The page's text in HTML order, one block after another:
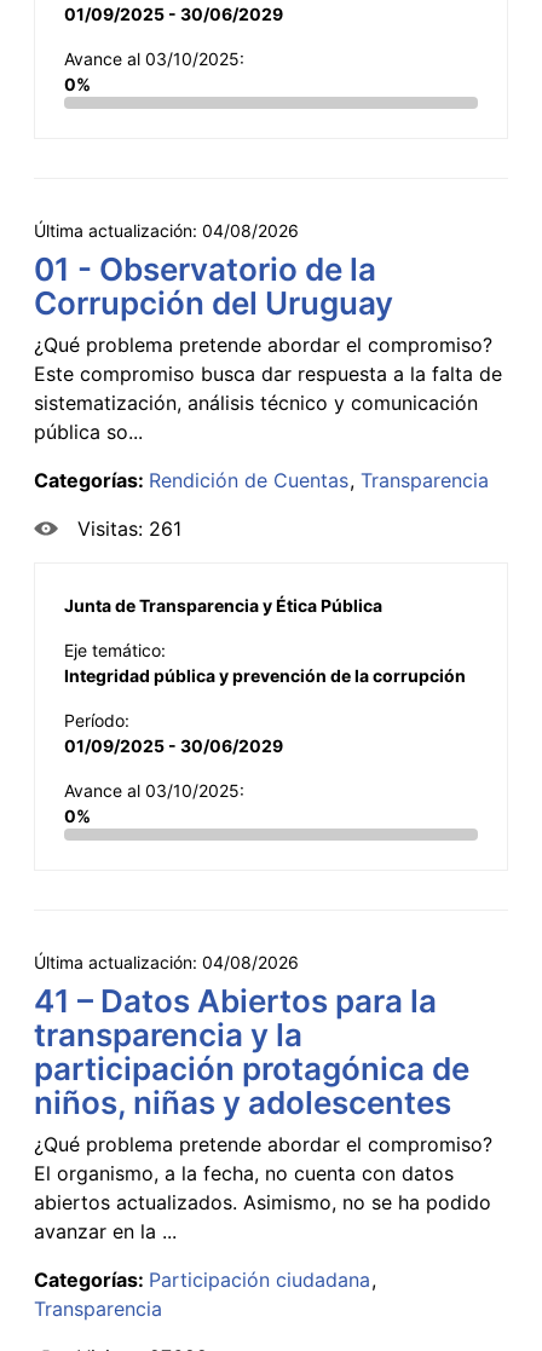
01/09/2025 - 30/06/2029
Avance al 03/10/2025:
0%
Última actualización: 04/08/2026
01 - Observatorio de la
Corrupción del Uruguay
¿Qué problema pretende abordar el compromiso?
Este compromiso busca dar respuesta a la falta de
sistematización, análisis técnico y comunicación
pública so...
Categorías: Rendición de Cuentas Transparencia
Visitas: 261
Junta de Transparencia y Ética Pública
Eje temático:
Integridad pública y prevención de la corrupción
Período:
01/09/2025 - 30/06/2029
Avance al 03/10/2025:
0%
Última actualización: 04/08/2026
41 – Datos Abiertos para la
transparencia y la
participación protagónica de
niños, niñas y adolescentes
¿Qué problema pretende abordar el compromiso?
El organismo, a la fecha, no cuenta con datos
abiertos actualizados. Asimismo, no se ha podido
avanzar en la ...
Categorías: Participación ciudadana
Transparencia